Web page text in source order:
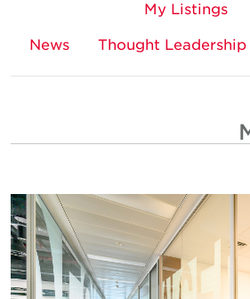
My Listings
Thought Leadership
News